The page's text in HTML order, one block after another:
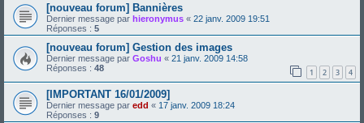
[nouveau forum] Bannières
Dernier message par hieronymus « 22 janv. 2009 19:51
Réponses : 5
[nouveau forum] Gestion des images
Dernier message par Goshu « 21 janv. 2009 14:58
Réponses : 48 1 2 3 4
[IMPORTANT 16/01/2009]
Dernier message par edd « 17 janv. 2009 18:24
Réponses : 9